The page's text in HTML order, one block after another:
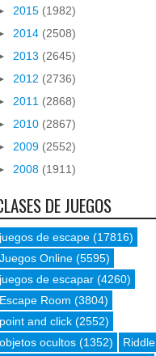
2015 (1982)
2014 (2508)
2013 (2645)
2012 (2736)
2011 (2868)
2010 (2867)
2009 (2552)
2008 (1911)
DE JUEGOS
juegos de escape (17816)
Juegos Online (5595)
juegos de escapar (4260)
Escape Room (3804)
point and click (2552)
objetos ocultos (1352) Riddle